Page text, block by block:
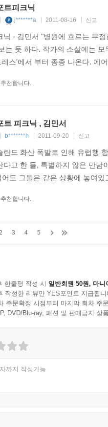
트피크닉
j*******a 2011-08-16 신고
닉 - 김민서 "병원에 흐르는 무
는 듯 하다. 작가의 소설에는
스'에서 부터 종종 나온다. 에
천합니다.
트 피크닉 , 김민서
b*******h 2011-09-20 신고
란드 화산 폭발로 인해 유럽행
다고 한 들, 특별하지 않은 만
어도 그들은 같은 상황에 놓여
천합니다.
3 4 5
한줄평 작성 시 일반회원 50원, 마니
작성한 리뷰만 YES포인트 지급됩니
주문확정 시점부터 마지막 회차 주
DVD/Blu-ray, 패션 및 판매금지 상
까지 작성가능